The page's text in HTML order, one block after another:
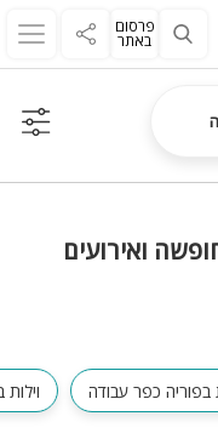
פרסום
באתר
ואירועים
בפוריה כפר עבודה